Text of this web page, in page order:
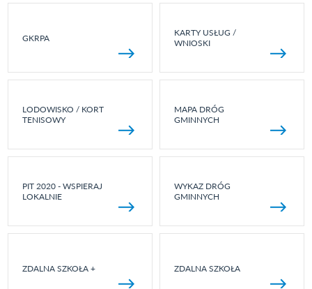
GKRPA
KARTY USŁUG /
WNIOSKI
LODOWISKO / KORT
TENISOWY
MAPA DRÓG
GMINNYCH
PIT 2020 - WSPIERAJ
LOKALNIE
WYKAZ DRÓG
GMINNYCH
ZDALNA SZKOŁA + ZDALNA SZKOŁA